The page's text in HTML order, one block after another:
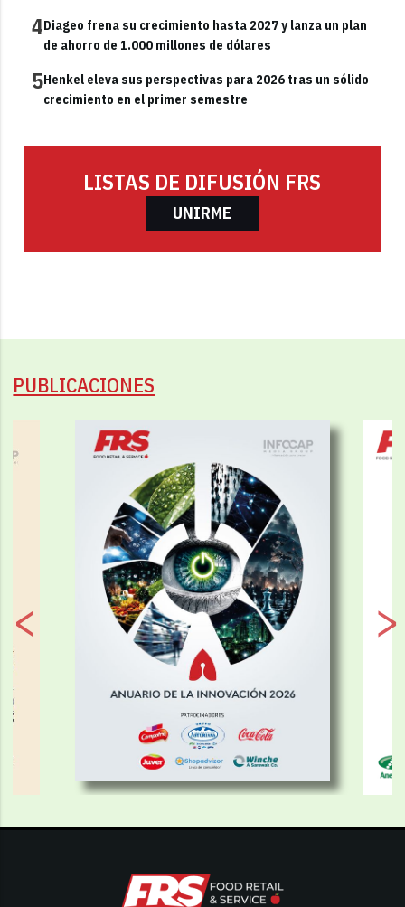
4Diageo frena su crecimiento hasta 2027 y lanza un plan
de ahorro de 1.000 millones de dólares
5Henkel eleva sus perspectivas para 2026 tras un sólido
crecimiento en el primer semestre
LISTAS DE DIFUSIÓN FRS
UNIRME
PUBLICACIONES